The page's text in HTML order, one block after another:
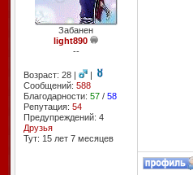
Забанен
light890
--
Возраст: 28 |
|
Сообщений: 588
Благодарности: 57/ 58
Репутация: 54
Предупреждений: 4
Друзья
Тут: 15 лет 7 месяцев